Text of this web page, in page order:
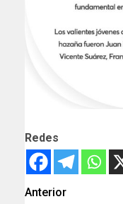
Redes
Anterior